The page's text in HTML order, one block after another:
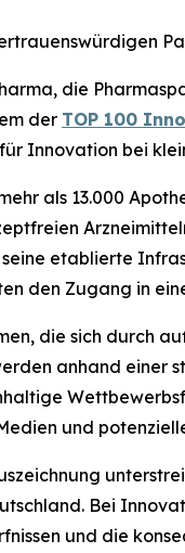
die
der TOP 100
Innovation bei
als 13.000
etablierte
den Zugang in
die sich durch
anhand
und
Bei
und die